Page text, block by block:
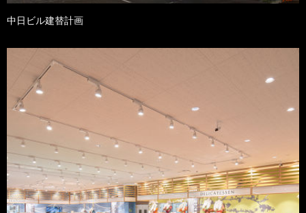
中日ビル建替計画